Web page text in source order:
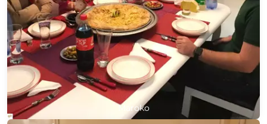
Maroko